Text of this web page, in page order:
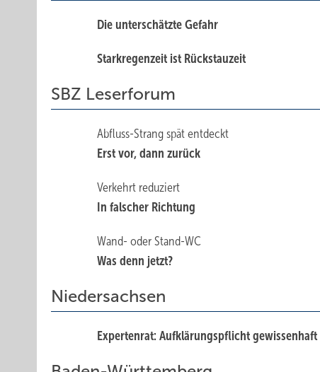
Die unterschätzte Gefahr
Starkregenzeit ist Rückstauzeit
SBZ Leserforum
Abfluss-Strang spät entdeckt
Erst vor, dann zurück
Verkehrt reduziert
In falscher Richtung
Wand- oder Stand-WC
Was denn jetzt?
Niedersachsen
Expertenrat: Aufklärungspflicht